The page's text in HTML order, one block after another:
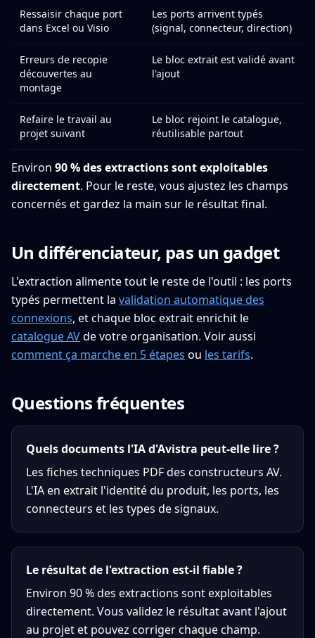
Ressaisir chaque port
dans Excel ou Visio
Les ports arrivent typés
(signal, connecteur, direction)
Erreurs de recopie
découvertes au
montage
Le bloc extrait est validé avant
l'ajout
Refaire le travail au
projet suivant
Le bloc rejoint le catalogue,
réutilisable partout
Environ 90 % des extractions sont exploitables
directement. Pour le reste, vous ajustez les champs
concernés et gardez la main sur le résultat final.
Un différenciateur, pas un gadget
L'extraction alimente tout le reste de l'outil : les ports
typés permettent la validation automatique des
connexions, et chaque bloc extrait enrichit le
catalogue AVde votre organisation. Voir aussi
comment ça marche en 5 étapes ou les tarifs.
Questions fréquentes
Quels documents l'IA d'Avistra peut-elle lire ?
Les fiches techniques PDF des constructeurs AV.
L'IA en extrait l'identité du produit, les ports, les
connecteurs et les types de signaux.
Le résultat de l'extraction est-il fiable ?
Environ 90 % des extractions sont exploitables
directement. Vous validez le résultat avant l'ajout
au projet et pouvez corriger chaque champ.